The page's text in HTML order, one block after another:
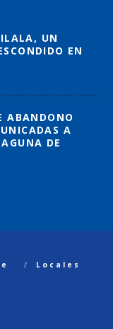
UN
EN
ABANDONO
A
DE
Locales